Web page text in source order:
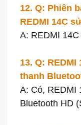
12. Q: Phiên
REDMI 14C
A: REDMI
13. Q:
thanh
A: Có, REDMI
Bluetooth HD